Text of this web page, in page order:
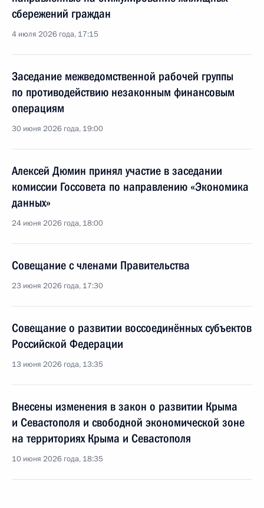
сбережений граждан
4 июля 2026 года, 17:15
Заседание межведомственной рабочей группы
по противодействию незаконным финансовым
операциям
30 июня 2026 года, 19:00
Алексей Дюмин принял участие в заседании
комиссии Госсовета по направлению «Экономика
данных»
24 июня 2026 года, 18:00
Совещание с членами Правительства
23 июня 2026 года, 17:30
Совещание о развитии воссоединённых субъектов
Российской Федерации
13 июня 2026 года, 13:35
Внесены изменения в закон о развитии Крыма
и Севастополя и свободной экономической зоне
на территориях Крыма и Севастополя
10 июня 2026 года, 18:35